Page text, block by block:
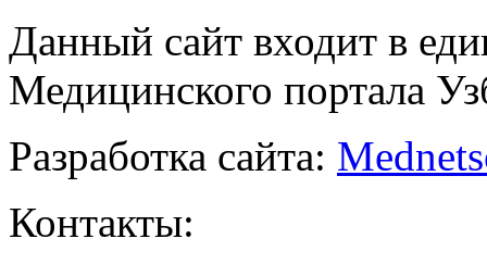
Данный сайт входит в
Медицинского портала
Разработка сайта:
Контакты: